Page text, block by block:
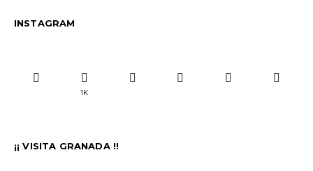
INSTAGRAM
1K
¡¡ VISITA GRANADA !!